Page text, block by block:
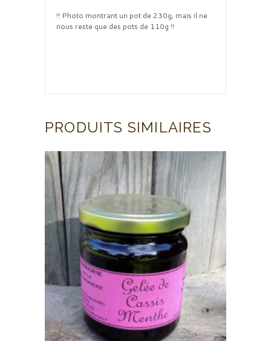
!! Photo montrant un pot de 230g, mais il ne
nous reste que des pots de 110g !!
PRODUITS SIMILAIRES